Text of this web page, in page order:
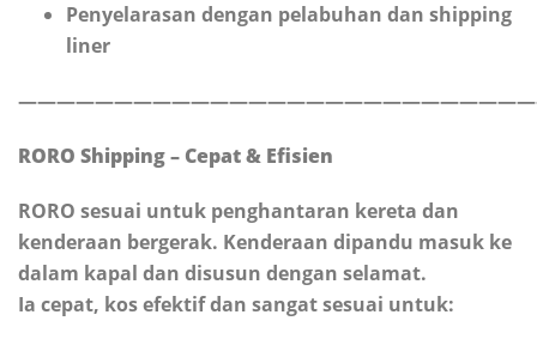
Penyelarasan dengan pelabuhan dan shipping
liner
RORO Shipping – Cepat & Efisien
RORO sesuai untuk penghantaran kereta dan
kenderaan bergerak. Kenderaan dipandu masuk ke
dalam kapal dan disusun dengan selamat.
Ia cepat, kos efektif dan sangat sesuai untuk: